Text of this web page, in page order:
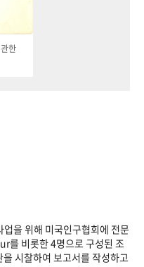
한
을 위해 미국인구협회에 전문
를 비롯한 4명으로 구성된 조
시찰하여 보고서를 작성하고